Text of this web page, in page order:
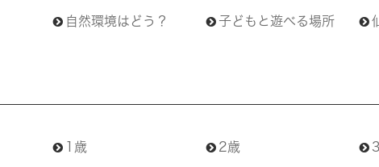
自然環境はどう？ 子どもと遊べる場所
1歳 2歳